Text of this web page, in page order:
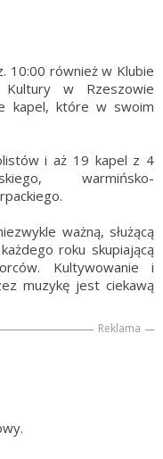
10:00 również w Klubie
Kultury w Rzeszowie
kapel, które w swoim
i aż 19 kapel z 4
warmińsko-
ważną, służącą
roku skupiającą
Kultywowanie i
muzykę jest ciekawą
Reklama